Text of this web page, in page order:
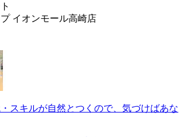
イオンモール高崎店
スキルが自然とつくので、気づけばあな